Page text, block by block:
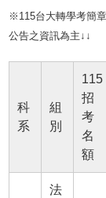
※115台大轉學考簡
公告之資訊為主↓↓
科
系
組
別
115
招
考
名
額
法